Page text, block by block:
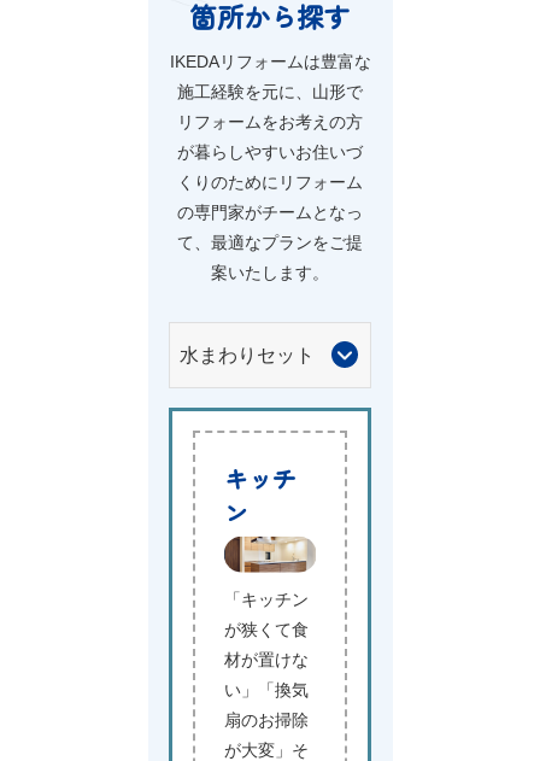
箇所から探す
IKEDAリフォームは豊富な
施工経験を元に、 山形で
リフォームをお考えの方
が暮らしやすいお住いづ
くりのために リフォーム
の専門家がチームとなっ
て、最適なプランをご提
案いたします。
キッチ
ン
「キッチン
が狭くて食
材が置けな
い」「換気
扇のお掃除
が大変」そ